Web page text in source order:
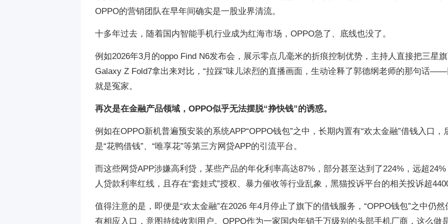
OPPO的营销团队在早年间确实是一股业界清流。
十多年过去，随着国内智能手机行业成为红海市场，OPPO急了、底线也没了。
例如2026年3月的oppo Find N6发布会，展示零点几毫米的折痕控制优势，主持人直接把三星
Galaxy Z Fold7拿出来对比，“拉踩”味儿浓烈的直播画面，生动诠释了郭德纲老师的那句话
就是冤家。
再次是在金融产品领域，OPPO似乎无法摆脱“挣快钱”的诱惑。
例如在OPPO新机普遍预安装的系统APP“OPPO钱包”之中，长期内置有“欢太金融”借钱入口，
是“花鸭借钱”、“唯享花”等第三方网贷APP的引流平台。
而这些网贷APP涉嫌高利贷，某些产品的年化利率高达87%，部分甚至达到了224%，远超
人贷款利率红线，且存在“套娃式”授权、暴力催收等行业乱象，黑猫投诉平台的相关投诉超
值得注意的是，即便是“欢太金融”在2026 年4月停止了旗下的借钱服务，“OPPO钱包”之中仍然
有相应入口，意图持续收割用户。OPPO作为一家国内年销千万级别的头部手机厂商，这么做